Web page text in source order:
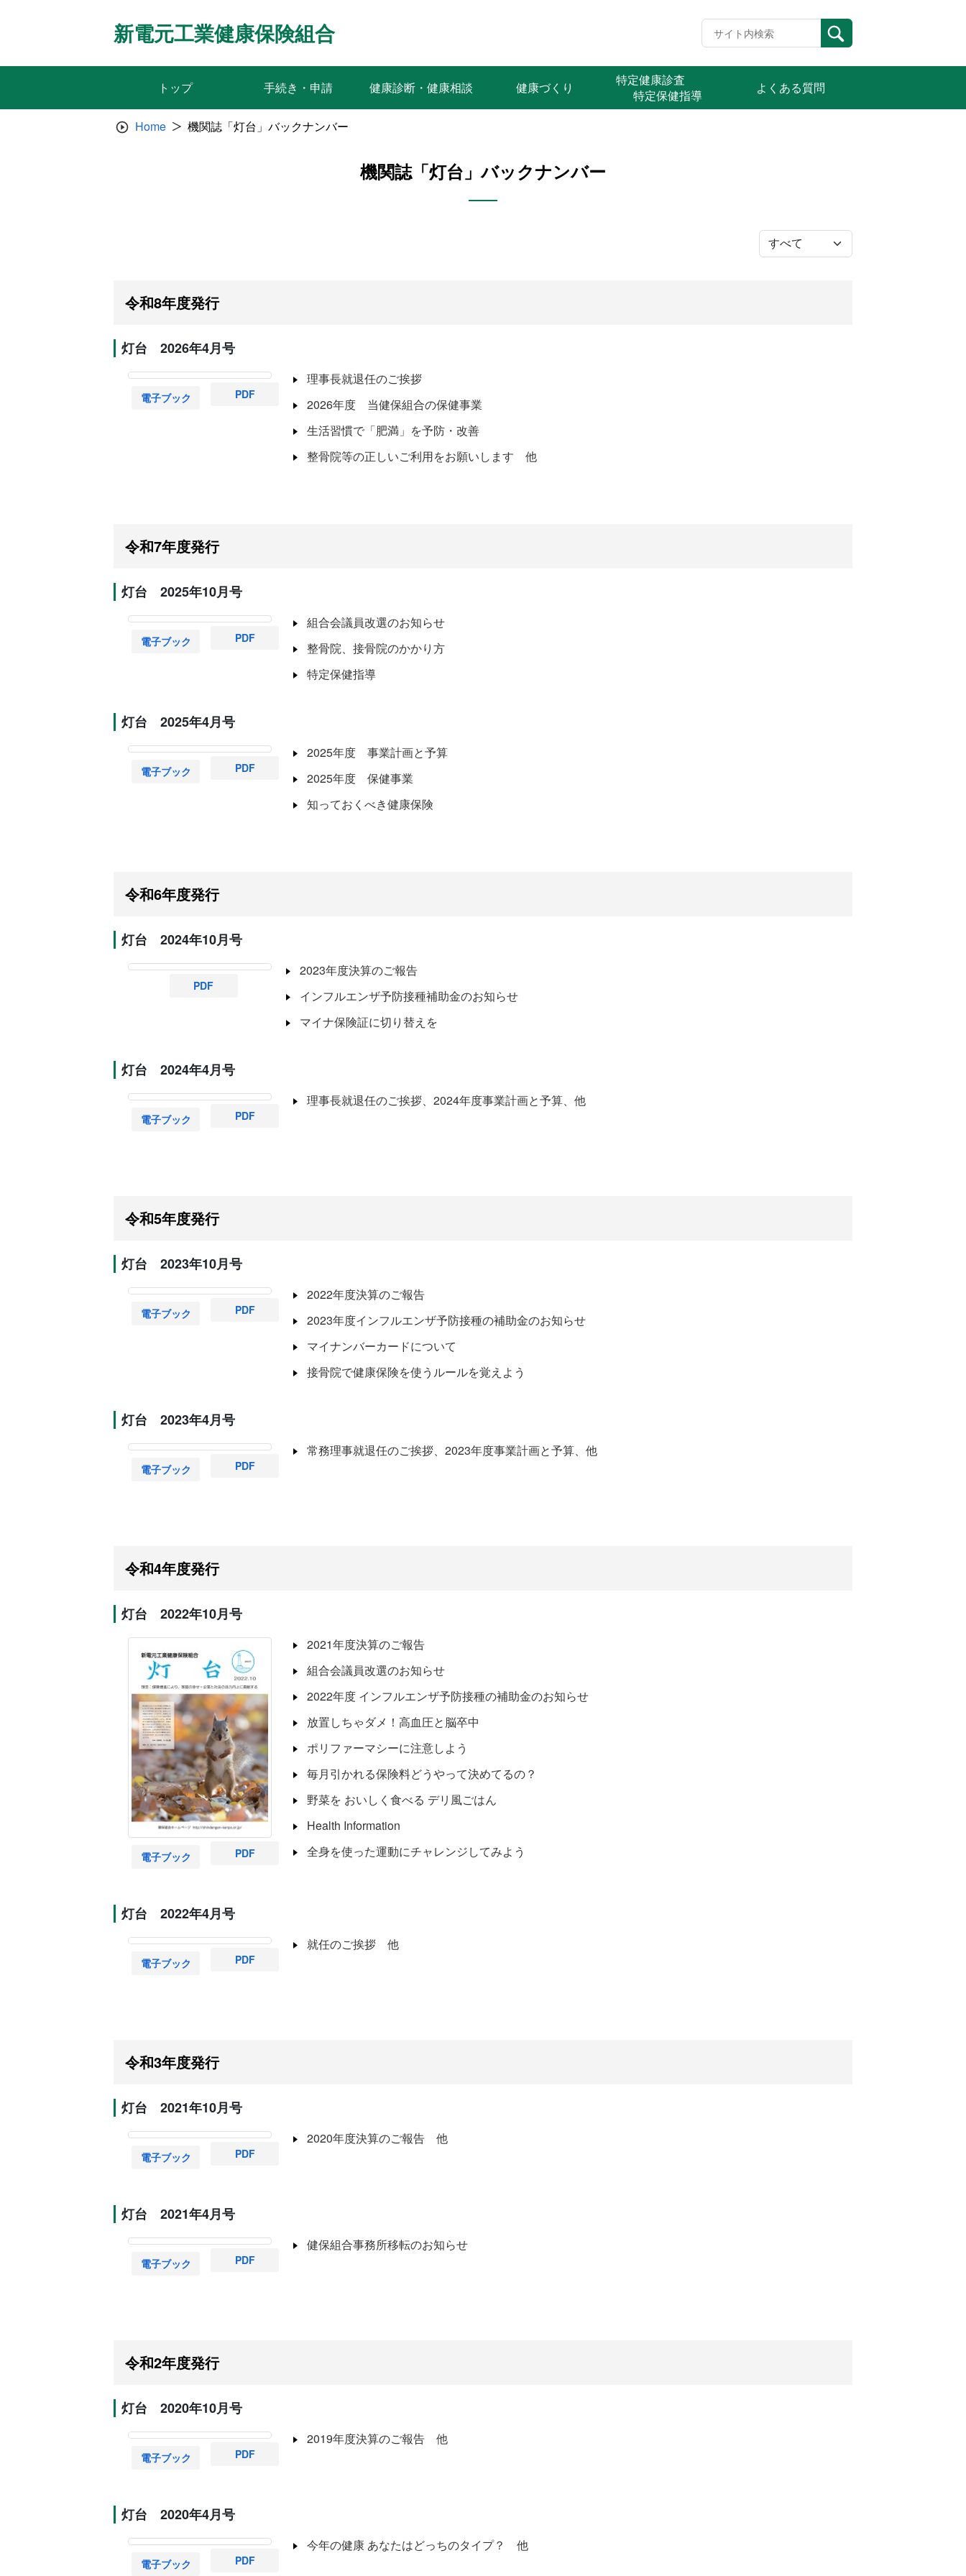
新電元工業健康保険組合
トップ 手続き・申請 健康診断・健康相談 健康づくり
特定健康診査
特定保健指導
よくある質問
Home 機関誌「灯台」バックナンバー
機関誌「灯台」バックナンバー
令和8年度発行
灯台 2026年4月号
電子ブック PDF
理事長就退任のご挨拶
2026年度 当健保組合の保健事業
生活習慣で「肥満」を予防・改善
整骨院等の正しいご利用をお願いします 他
令和7年度発行
灯台 2025年10月号
電子ブック PDF
組合会議員改選のお知らせ
整骨院、接骨院のかかり方
特定保健指導
灯台 2025年4月号
電子ブック PDF
2025年度 事業計画と予算
2025年度 保健事業
知っておくべき健康保険
令和6年度発行
灯台 2024年10月号
PDF
2023年度決算のご報告
インフルエンザ予防接種補助金のお知らせ
マイナ保険証に切り替えを
灯台 2024年4月号
電子ブック PDF
理事長就退任のご挨拶、2024年度事業計画と予算、他
令和5年度発行
灯台 2023年10月号
電子ブック PDF
2022年度決算のご報告
2023年度インフルエンザ予防接種の補助金のお知らせ
マイナンバーカードについて
接骨院で健康保険を使うルールを覚えよう
灯台 2023年4月号
電子ブック PDF
常務理事就退任のご挨拶、2023年度事業計画と予算、他
令和4年度発行
灯台 2022年10月号
電子ブック PDF
2021年度決算のご報告
組合会議員改選のお知らせ
2022年度 インフルエンザ予防接種の補助金のお知らせ
放置しちゃダメ！高血圧と脳卒中
ポリファーマシーに注意しよう
毎月引かれる保険料どうやって決めてるの？
野菜を おいしく食べる デリ風ごはん
Health Information
全身を使った運動にチャレンジしてみよう
灯台 2022年4月号
電子ブック PDF
就任のご挨拶 他
令和3年度発行
灯台 2021年10月号
電子ブック PDF
2020年度決算のご報告 他
灯台 2021年4月号
電子ブック PDF
健保組合事務所移転のお知らせ
令和2年度発行
灯台 2020年10月号
電子ブック PDF
2019年度決算のご報告 他
灯台 2020年4月号
電子ブック PDF
今年の健康 あなたはどっちのタイプ？ 他